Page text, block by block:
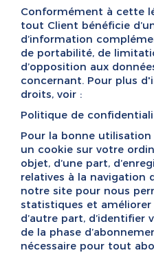
Conformément à cette
tout Client bénéficie
d’information
de portabilité, de
d’opposition aux
concernant. Pour plus
droits, voir :
Politique de
Pour la bonne
un cookie sur votre
objet, d’une part,
relatives à la navigation
notre site pour nous
statistiques et améliorer
d’autre part,
de la phase
nécessaire pour tout